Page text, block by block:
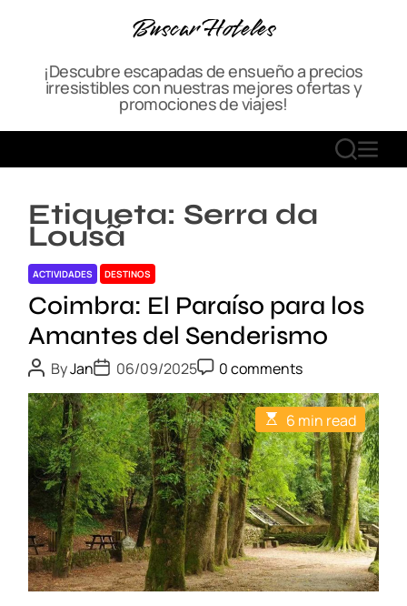
o
Buscar Hoteles
¡Descubre escapadas de ensueño a precios
irresistibles con nuestras mejores ofertas y
promociones de viajes!
S
E
M
E
Etiqueta: Serra da
Lousã
ACTIVIDADES DESTINOS
Coimbra: El Paraíso para los
Amantes del Senderismo
P
o
s
t
A
u
t
h
o
r
ByJanP
o
s
t
D
a
t
e
06/09/2025P
o
s
t
C
o
m
m
e
n
t
0 comments
E
s
t
i
m
a
t
e
d
r
e
a
d
6 min read